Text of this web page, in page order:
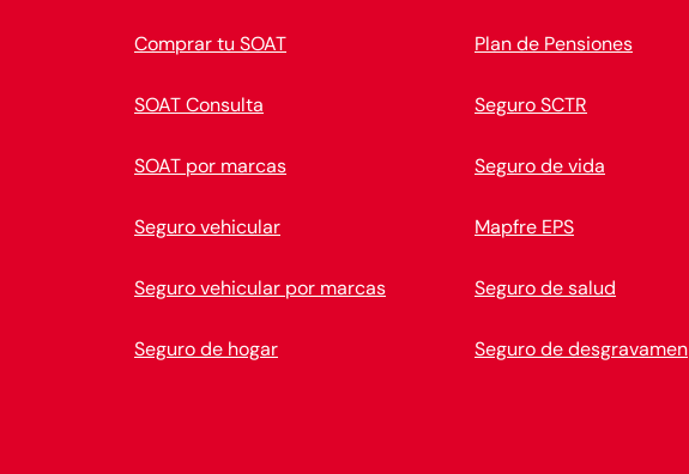
Comprar tu SOAT
SOAT Consulta
SOAT por marcas
Seguro vehicular
Seguro vehicular por marcas
Seguro de hogar
Plan de Pensiones
Seguro SCTR
Seguro de vida
Mapfre EPS
Seguro de salud
Seguro de desgravamen